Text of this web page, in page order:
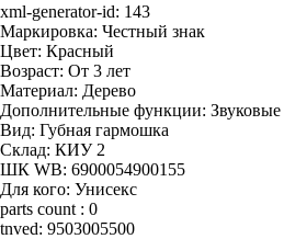
xml-generator-id: 143
Маркировка: Честный знак
Цвет: Красный
Возраст: От 3 лет
Материал: Дерево
Дополнительные функции:
Вид: Губная гармошка
Склад: КИУ 2
ШК WB: 6900054900155
Для кого: Унисекс
parts count : 0
tnved: 9503005500